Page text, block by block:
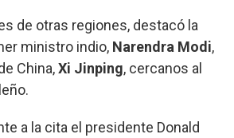
de otras regiones, destacó la
ministro indio, Narendra Modi,
China,Xi Jinping, cercanos al
a la cita el presidente Donald